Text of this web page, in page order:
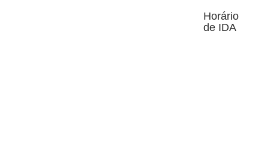
Horário
de IDA